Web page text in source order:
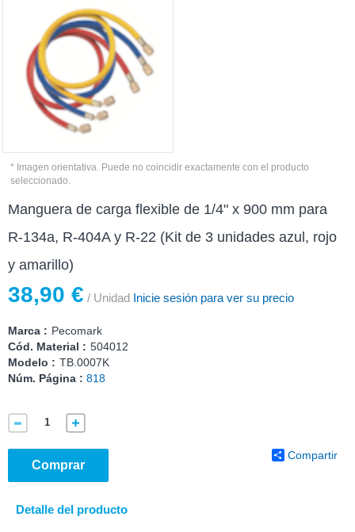
* Imagen orientativa. Puede no coincidir exactamente con el producto
seleccionado.
Manguera de carga flexible de 1/4" x 900 mm para
R-134a, R-404A y R-22 (Kit de 3 unidades azul, rojo
y amarillo)
38,90 € / Unidad Inicie sesión para ver su precio
Marca : Pecomark
Cód. Material : 504012
Modelo : TB.0007K
Núm. Página : 818
Comprar
Compartir
Detalle del producto